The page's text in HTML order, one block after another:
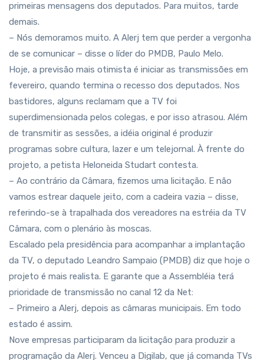
primeiras mensagens dos deputados. Para muitos, tarde
demais.
– Nós demoramos muito. A Alerj tem que perder a vergonha
de se comunicar – disse o líder do PMDB, Paulo Melo.
Hoje, a previsão mais otimista é iniciar as transmissões em
fevereiro, quando termina o recesso dos deputados. Nos
bastidores, alguns reclamam que a TV foi
superdimensionada pelos colegas, e por isso atrasou. Além
de transmitir as sessões, a idéia original é produzir
programas sobre cultura, lazer e um telejornal. À frente do
projeto, a petista Heloneida Studart contesta.
– Ao contrário da Câmara, fizemos uma licitação. E não
vamos estrear daquele jeito, com a cadeira vazia – disse,
referindo-se à trapalhada dos vereadores na estréia da TV
Câmara, com o plenário às moscas.
Escalado pela presidência para acompanhar a implantação
da TV, o deputado Leandro Sampaio (PMDB) diz que hoje o
projeto é mais realista. E garante que a Assembléia terá
prioridade de transmissão no canal 12 da Net:
– Primeiro a Alerj, depois as câmaras municipais. Em todo
estado é assim.
Nove empresas participaram da licitação para produzir a
programação da Alerj. Venceu a Digilab, que já comanda TVs